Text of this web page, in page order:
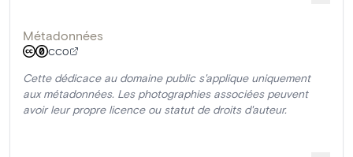
Métadonnées
CC0
Cette dédicace au domaine public s'applique uniquement
aux métadonnées. Les photographies associées peuvent
avoir leur propre licence ou statut de droits d'auteur.